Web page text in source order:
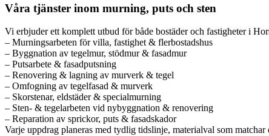
Våra tjänster inom murning, puts och sten
Vi erbjuder ett komplett utbud för både bostäder och fastigheter i
– Murningsarbeten för villa, fastighet & flerbostadshus
– Byggnation av tegelmur, stödmur & fasadmur
– Putsarbete & fasadputsning
– Renovering & lagning av murverk & tegel
– Omfogning av tegelfasad & murverk
– Skorstenar, eldstäder & specialmurning
– Sten- & tegelarbeten vid nybyggnation & renovering
– Reparation av sprickor, puts & fasadskador
Varje uppdrag planeras med tydlig tidslinje, materialval som